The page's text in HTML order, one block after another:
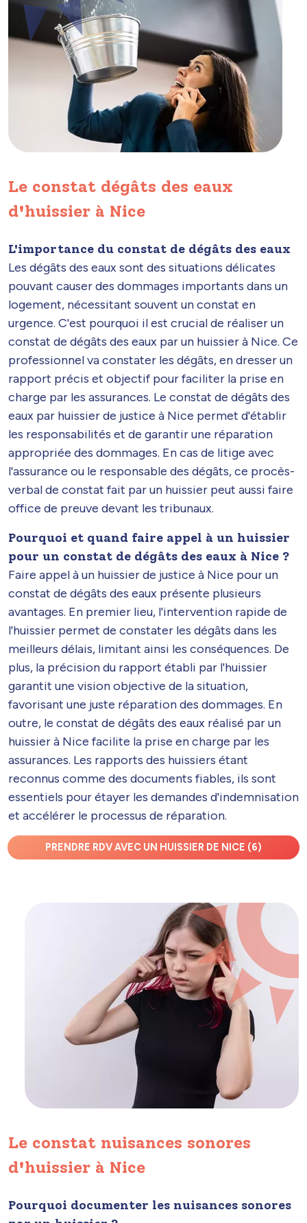
Le constat dégâts des eaux
d'huissier à Nice
L'importance du constat de dégâts des eaux
Les dégâts des eaux sont des situations délicates
pouvant causer des dommages importants dans un
logement, nécessitant souvent un constat en
urgence. C'est pourquoi il est crucial de réaliser un
constat de dégâts des eaux par un huissier à Nice. Ce
professionnel va constater les dégâts, en dresser un
rapport précis et objectif pour faciliter la prise en
charge par les assurances. Le constat de dégâts des
eaux par huissier de justice à Nice permet d'établir
les responsabilités et de garantir une réparation
appropriée des dommages. En cas de litige avec
l'assurance ou le responsable des dégâts, ce procès-
verbal de constat fait par un huissier peut aussi faire
office de preuve devant les tribunaux.
Pourquoi et quand faire appel à un huissier
pour un constat de dégâts des eaux à Nice ?
Faire appel à un huissier de justice à Nice pour un
constat de dégâts des eaux présente plusieurs
avantages. En premier lieu, l'intervention rapide de
l'huissier permet de constater les dégâts dans les
meilleurs délais, limitant ainsi les conséquences. De
plus, la précision du rapport établi par l'huissier
garantit une vision objective de la situation,
favorisant une juste réparation des dommages. En
outre, le constat de dégâts des eaux réalisé par un
huissier à Nice facilite la prise en charge par les
assurances. Les rapports des huissiers étant
reconnus comme des documents fiables, ils sont
essentiels pour étayer les demandes d'indemnisation
et accélérer le processus de réparation.
PRENDRE RDV AVEC UN HUISSIER DE NICE (6)
Le constat nuisances sonores
d'huissier à Nice
Pourquoi documenter les nuisances sonores